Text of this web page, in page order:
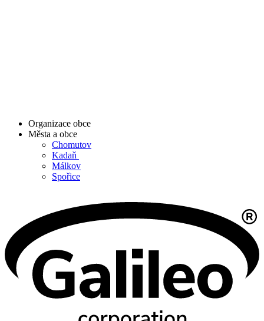
Organizace obce
Města a obce
Chomutov
Kadaň
Málkov
Spořice